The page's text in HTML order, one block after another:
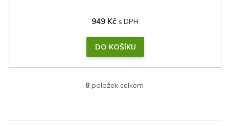
949 Kč
DO KOŠÍKU
O
l
8 položek celkem